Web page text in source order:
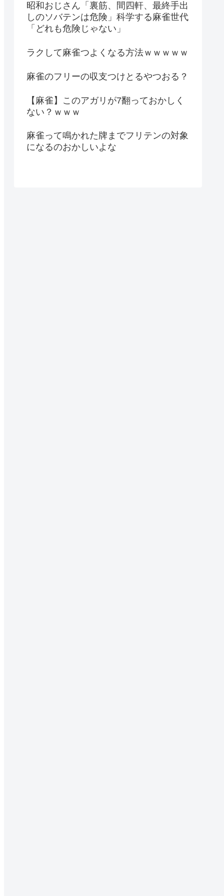
昭和おじさん「裏筋、間四軒、最終手出
しのソバテンは危険」科学する麻雀世代
「どれも危険じゃない」
ラクして麻雀つよくなる方法ｗｗｗｗｗ
麻雀のフリーの収支つけとるやつおる？
【麻雀】このアガリが7翻っておかしく
ない？ｗｗｗ
麻雀って鳴かれた牌までフリテンの対象
になるのおかしいよな